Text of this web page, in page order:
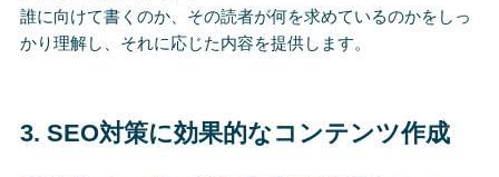
誰に向けて書くのか、その読者が何を求めているのかをしっ
かり理解し、それに応じた内容を提供します。
3. SEO対策に効果的なコンテンツ作成